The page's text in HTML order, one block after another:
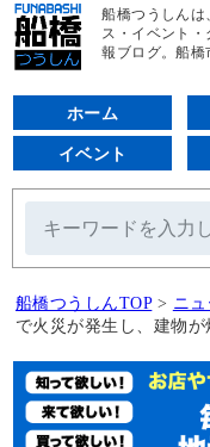
船橋つうしん
ス・イベント
報ブログ。船橋
ホーム
イベント
船橋つうしんTOP > ニュ
で火災が発生し、建物が